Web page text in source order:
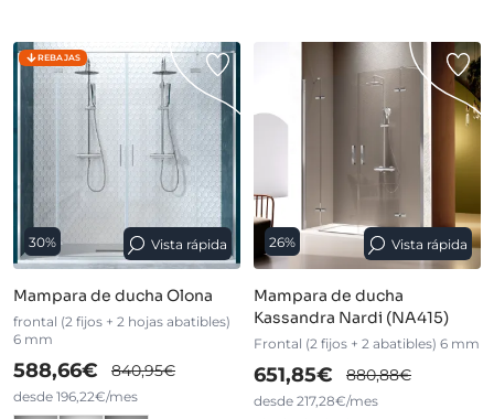
REBAJAS
30% Vista rápida
Mampara de ducha Olona
frontal (2 fijos + 2 hojas abatibles)
6 mm
588,66€ 840,95€
desde 196,22€/mes
26% Vista rápida
Mampara de ducha
Kassandra Nardi (NA415)
Frontal (2 fijos + 2 abatibles) 6 mm
651,85€ 880,88€
desde 217,28€/mes